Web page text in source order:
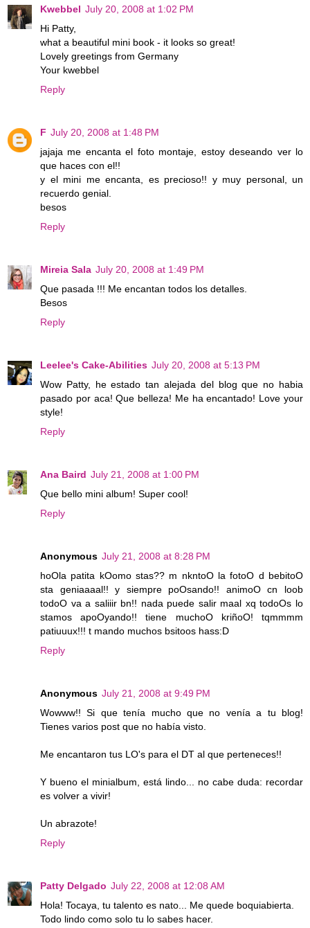
Kwebbel July 20, 2008 at 1:02 PM
Hi Patty,
what a beautiful mini book - it looks so great!
Lovely greetings from Germany
Your kwebbel
Reply
F July 20, 2008 at 1:48 PM
jajaja me encanta el foto montaje, estoy deseando ver lo
que haces con el!!
y el mini me encanta, es precioso!! y muy personal, un
recuerdo genial.
besos
Reply
Mireia Sala July 20, 2008 at 1:49 PM
Que pasada !!! Me encantan todos los detalles.
Besos
Reply
Leelee's Cake-Abilities July 20, 2008 at 5:13 PM
Wow Patty, he estado tan alejada del blog que no habia
pasado por aca! Que belleza! Me ha encantado! Love your
style!
Reply
Ana Baird July 21, 2008 at 1:00 PM
Que bello mini album! Super cool!
Reply
Anonymous July 21, 2008 at 8:28 PM
hoOla patita kOomo stas?? m nkntoO la fotoO d bebitoO
sta geniaaaal!! y siempre poOsando!! animoO cn loob
todoO va a saliiir bn!! nada puede salir maal xq todoOs lo
stamos apoOyando!! tiene muchoO kriñoO! tqmmmm
patiuuux!!! t mando muchos bsitoos hass:D
Reply
Anonymous July 21, 2008 at 9:49 PM
Wowww!! Si que tenía mucho que no venía a tu blog!
Tienes varios post que no había visto.
Me encantaron tus LO's para el DT al que perteneces!!
Y bueno el minialbum, está lindo... no cabe duda: recordar
es volver a vivir!
Un abrazote!
Reply
Patty Delgado July 22, 2008 at 12:08 AM
Hola! Tocaya, tu talento es nato... Me quede boquiabierta.
Todo lindo como solo tu lo sabes hacer.